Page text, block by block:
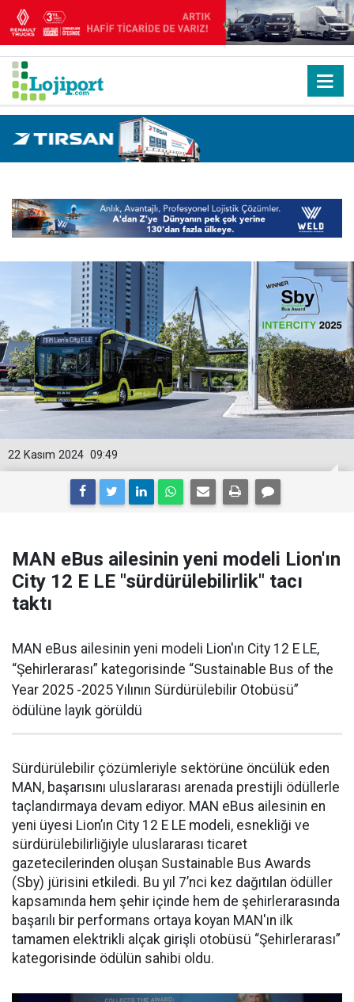
09:49
22 Kasım 2024
MAN eBus ailesinin yeni modeli Lion'ın
City 12 E LE "sürdürülebilirlik" tacı
taktı
MAN eBus ailesinin yeni modeli Lion'ın City 12 E LE,
“Şehirlerarası” kategorisinde “Sustainable Bus of the
Year 2025 -2025 Yılının Sürdürülebilir Otobüsü”
ödülüne layık görüldü
Sürdürülebilir çözümleriyle sektörüne öncülük eden
MAN, başarısını uluslararası arenada prestijli ödüllerle
taçlandırmaya devam ediyor. MAN eBus ailesinin en
yeni üyesi Lion’ın City 12 E LE modeli, esnekliği ve
sürdürülebilirliğiyle uluslararası ticaret
gazetecilerinden oluşan Sustainable Bus Awards
(Sby) jürisini etkiledi. Bu yıl 7’nci kez dağıtılan ödüller
kapsamında hem şehir içinde hem de şehirlerarasında
başarılı bir performans ortaya koyan MAN'ın ilk
tamamen elektrikli alçak girişli otobüsü “Şehirlerarası”
kategorisinde ödülün sahibi oldu.